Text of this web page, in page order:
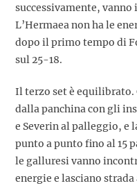
successivamente, vanno
L’Hermaea non ha le
dopo il primo tempo di
sul 25-18.
Il terzo set è equilibrato.
dalla panchina con gli
e Severin al palleggio, e
punto a punto fino al 15
le galluresi vanno
energie e lasciano